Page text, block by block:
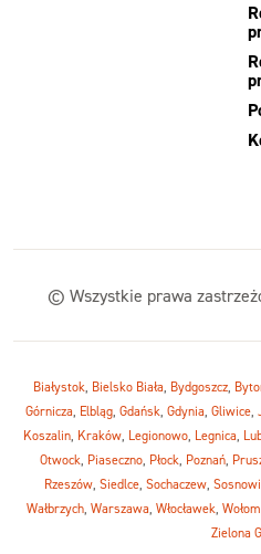
© Wszystkie prawa
Białystok, Bielsko Biała, Bydgoszcz,
Górnicza, Elbląg, Gdańsk, Gdynia, Gliwice,
Koszalin, Kraków, Legionowo, Legnica,
Otwock, Piaseczno, Płock, Poznań,
Rzeszów, Siedlce, Sochaczew,
Wałbrzych, Warszawa, Włocławek,
Zielona